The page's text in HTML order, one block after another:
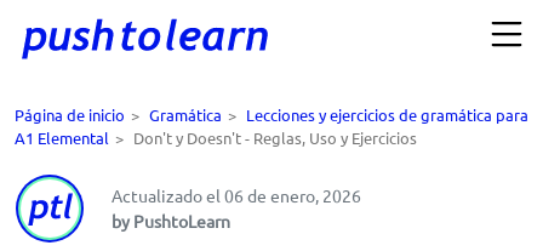
Página de inicio > Gramática > Lecciones y ejercicios de gramática para
A1 Elemental > Don't y Doesn't - Reglas, Uso y Ejercicios
Actualizado el 06 de enero, 2026
by PushtoLearn